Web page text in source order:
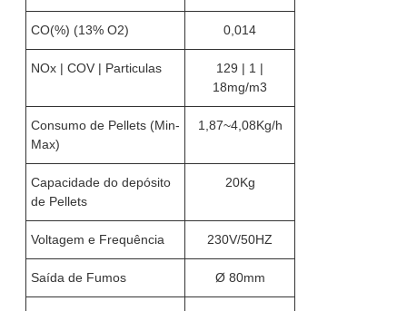
CO(%) (13% O2) 0,014
NOx | COV | Particulas
129 | 1 |
18mg/m3
Consumo de Pellets (Min-
Max)
1,87~4,08Kg/h
Capacidade do depósito
de Pellets
20Kg
Voltagem e Frequência 230V/50HZ
Saída de Fumos Ø 80mm